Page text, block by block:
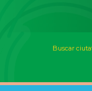
Buscar